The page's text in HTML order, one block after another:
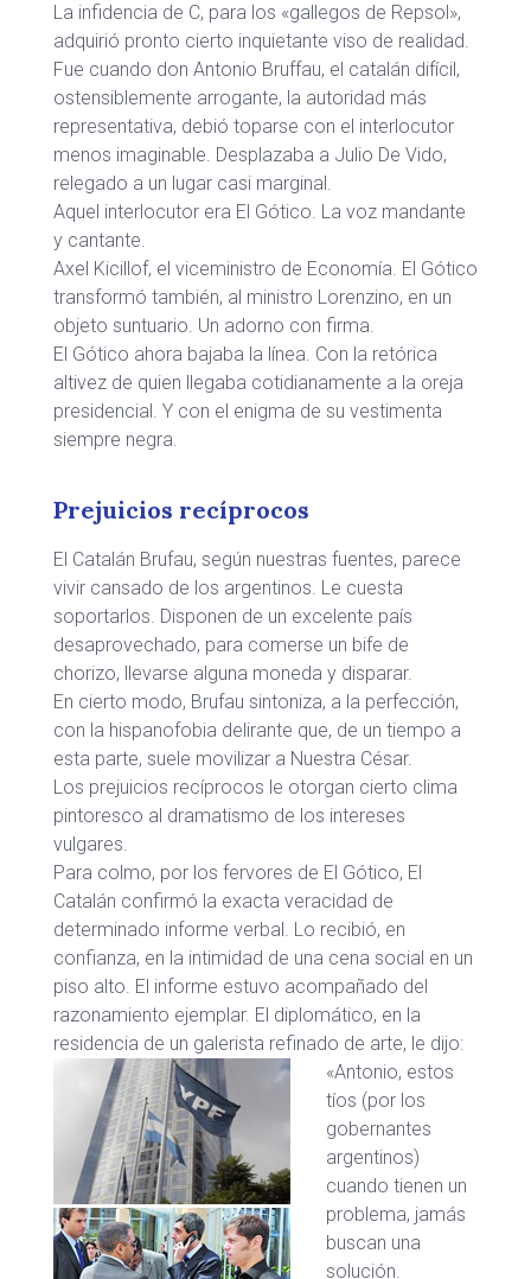
La infidencia de C, para los «gallegos de Repsol»,
adquirió pronto cierto inquietante viso de realidad.
Fue cuando don Antonio Bruffau, el catalán difícil,
ostensiblemente arrogante, la autoridad más
representativa, debió toparse con el interlocutor
menos imaginable. Desplazaba a Julio De Vido,
relegado a un lugar casi marginal.
Aquel interlocutor era El Gótico. La voz mandante
y cantante.
Axel Kicillof, el viceministro de Economía. El Gótico
transformó también, al ministro Lorenzino, en un
objeto suntuario. Un adorno con firma.
El Gótico ahora bajaba la línea. Con la retórica
altivez de quien llegaba cotidianamente a la oreja
presidencial. Y con el enigma de su vestimenta
siempre negra.
Prejuicios recíprocos
El Catalán Brufau, según nuestras fuentes, parece
vivir cansado de los argentinos. Le cuesta
soportarlos. Disponen de un excelente país
desaprovechado, para comerse un bife de
chorizo, llevarse alguna moneda y disparar.
En cierto modo, Brufau sintoniza, a la perfección,
con la hispanofobia delirante que, de un tiempo a
esta parte, suele movilizar a Nuestra César.
Los prejuicios recíprocos le otorgan cierto clima
pintoresco al dramatismo de los intereses
vulgares.
Para colmo, por los fervores de El Gótico, El
Catalán confirmó la exacta veracidad de
determinado informe verbal. Lo recibió, en
confianza, en la intimidad de una cena social en un
piso alto. El informe estuvo acompañado del
razonamiento ejemplar. El diplomático, en la
residencia de un galerista refinado de arte, le dijo:
«Antonio, estos
tíos (por los
gobernantes
argentinos)
cuando tienen un
problema, jamás
buscan una
solución.